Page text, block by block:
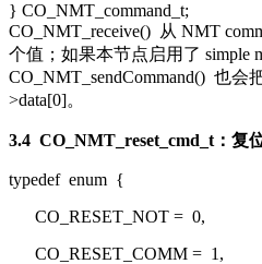
} CO_NMT_command_t;
CO_NMT_receive() 从 NMT
个值；如果本节点启用了 simple
CO_NMT_sendCommand() 也会
>data[0]。
3.4 CO_NMT_reset_cmd_t ：复
typedef enum {
CO_RESET_NOT = 0,
CO_RESET_COMM = 1 ,